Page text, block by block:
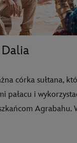
córka sułtana,
pałacu i
Agrabahu.